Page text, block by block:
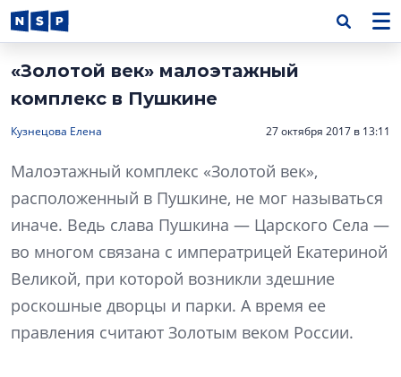
«Золотой век» малоэтажный
комплекс в Пушкине
Кузнецова Елена 27 октября 2017 в 13:11
Малоэтажный комплекс «Золотой век»,
расположенный в Пушкине, не мог называться
иначе. Ведь слава Пушкина — Царского Села —
во многом связана с императрицей Екатериной
Великой, при которой возникли здешние
роскошные дворцы и парки. А время ее
правления считают Золотым веком России.